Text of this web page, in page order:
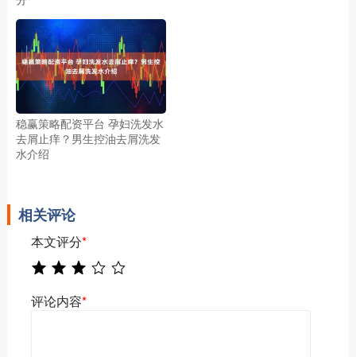
稳赢策略配资平台 孕妇洗发水
去屑止痒？男生控油去屑洗发
水介绍
相关评论
本文评分*
评论内容*